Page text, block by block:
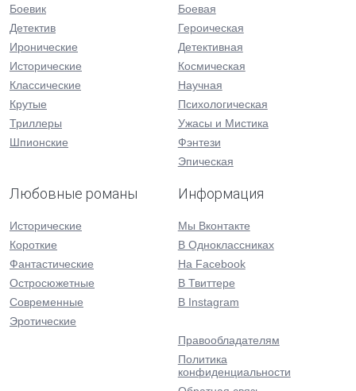
Боевик
Детектив
Иронические
Исторические
Классические
Крутые
Триллеры
Шпионские
Боевая
Героическая
Детективная
Космическая
Научная
Психологическая
Ужасы и Мистика
Фэнтези
Эпическая
Любовные романы
Исторические
Короткие
Фантастические
Остросюжетные
Современные
Эротические
Информация
Мы Вконтакте
В Одноклассниках
На Facebook
В Твиттере
В Instagram
Правообладателям
Политика
конфиденциальности